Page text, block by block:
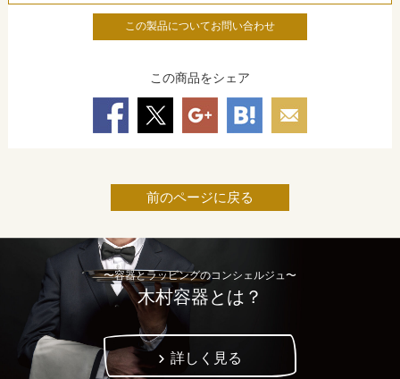
この製品についてお問い合わせ
この商品をシェア
前のページに戻る
〜容器とラッピングのコンシェルジュ〜
木村容器とは？
詳しく見る